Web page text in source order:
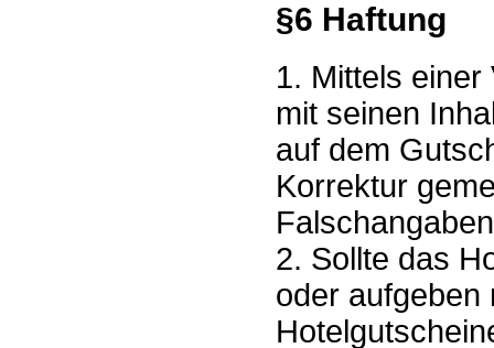
§6 Haftung
1. Mittels
mit seinen
auf dem
Korrektur
2. Sollte das
oder aufgeben